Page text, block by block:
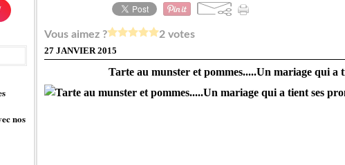
nos
Vous aimez ? 2 votes
27 JANVIER 2015
Tarte au munster et pommes.....Un mariage qui a